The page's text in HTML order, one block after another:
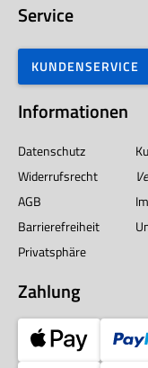
Service
KUNDENSERVICE
Informationen
Datenschutz
Widerrufsrecht
AGB
Barrierefreiheit
Privatsphäre
Zahlung